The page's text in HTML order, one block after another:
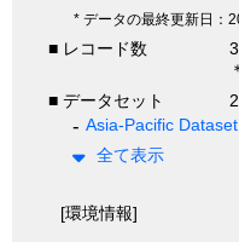
* データの最終更新日：
■ レコード数
■ データセット
Asia-Pacific Dataset
全て表示
[環境情報]